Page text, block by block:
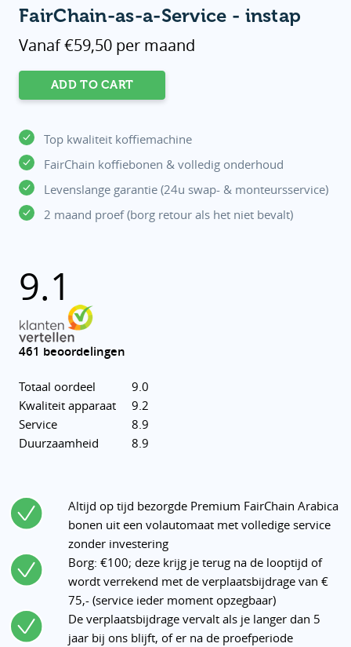
FairChain-as-a-Service - instap
Vanaf €59,50 per maand
-
quantity
ADD TO CART
Top kwaliteit koffiemachine
FairChain koffiebonen & volledig onderhoud
Levenslange garantie (24u swap- & monteursservice)
2 maand proef (borg retour als het niet bevalt)
9.1
461 beoordelingen
Totaal oordeel
9.0
Kwaliteit apparaat
9.2
Service
8.9
Duurzaamheid
8.9
Altijd op tijd bezorgde Premium FairChain Arabica
bonen uit een volautomaat met volledige service
zonder investering
Borg: €100; deze krijg je terug na de looptijd of
wordt verrekend met de verplaatsbijdrage van €
75,- (service ieder moment opzegbaar)
De verplaatsbijdrage vervalt als je langer dan 5
jaar bij ons blijft, of er na de proefperiode